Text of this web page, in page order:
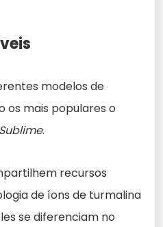
modelos de
os mais populares o
Sublime.
recursos
de íons de turmalina
se diferenciam no